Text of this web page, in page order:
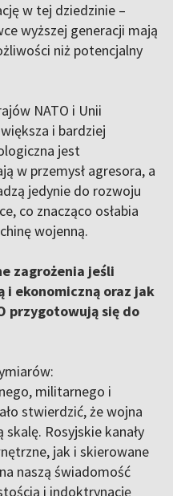
w tej dziedzinie –
wyższej generacji mają
niż potencjalny
NATO i Unii
i bardziej
jest
w przemysł agresora, a
jedynie do rozwoju
co znacząco osłabia
wojenną.
zagrożenia jeśli
i ekonomiczną oraz jak
przygotowują się do
militarnego i
stwierdzić, że wojna
Rosyjskie kanały
jak i skierowane
naszą świadomość
i indoktrynację